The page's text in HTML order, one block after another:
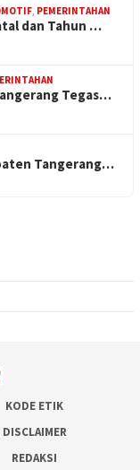
PEMERINTAHAN
dan Tahun …
Tegas…
Tangerang…
KODE ETIK
DISCLAIMER
REDAKSI